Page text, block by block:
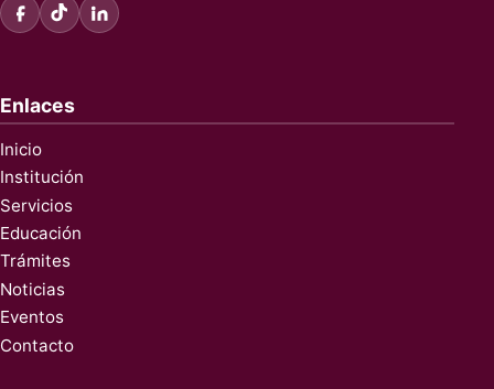
Enlaces
Inicio
Institución
Servicios
Educación
Trámites
Noticias
Eventos
Contacto